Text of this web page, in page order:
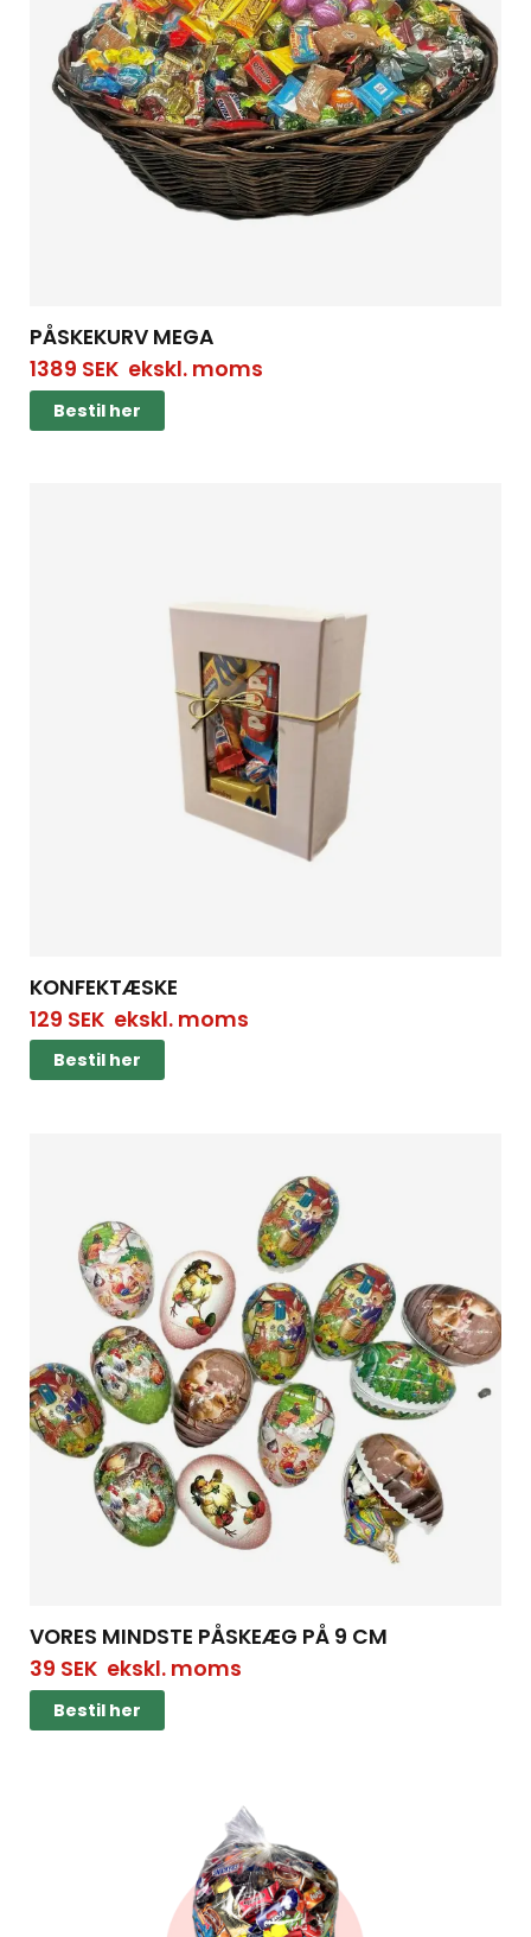
PÅSKEKURV MEGA
1389 SEKekskl. moms
Bestil her
KONFEKTÆSKE
129 SEKekskl. moms
Bestil her
VORES MINDSTE PÅSKEÆG PÅ 9 CM
39 SEKekskl. moms
Bestil her